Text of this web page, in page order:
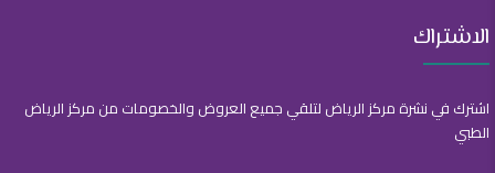
الاشتراك
اشترك في نشرة مركز الرياض لتلقي جميع العروض والخصومات من مركز الرياض
الطبي